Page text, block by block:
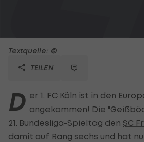
Textquelle: ©
TEILEN
D er 1. FC Köln ist in den
angekommen! Die
21. Bundesliga-Spieltag den SC
damit auf Rang sechs und hat